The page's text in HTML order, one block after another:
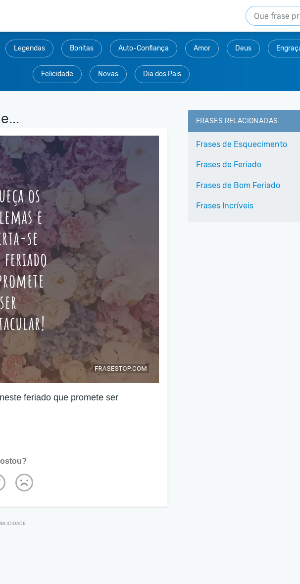
Legendas Bonitas Auto-Confiança Amor Deus
Felicidade Novas Dia dos Pais
feriado que promete ser
FRASES RELACIONADAS
Frases de Esquecimento
Frases de Feriado
Frases de Bom Feriado
Frases Incríveis